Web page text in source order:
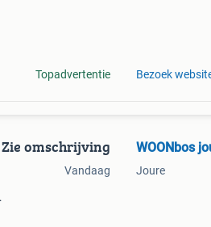
Topadvertentie Bezoek
Zie omschrijving
Vandaag
WOONbos
Joure